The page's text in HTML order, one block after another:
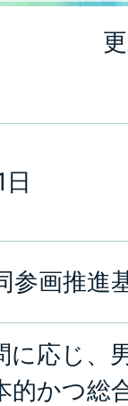
参画推進
に応じ、
的かつ総